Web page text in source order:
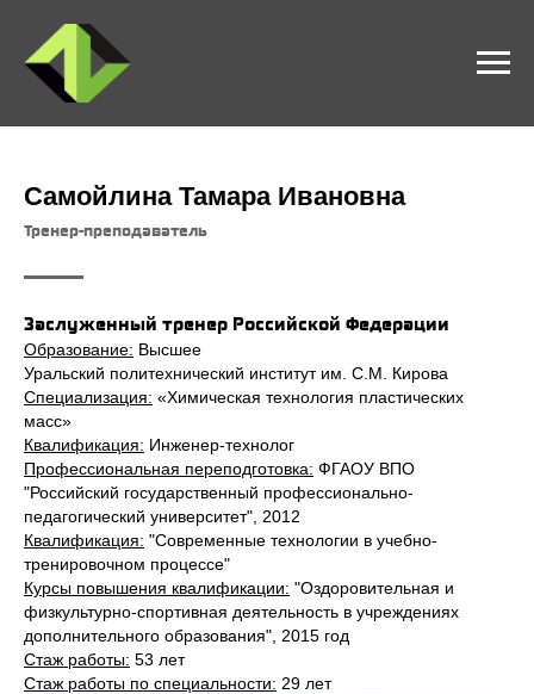
Самойлина Тамара Ивановна
Тренер-преподаватель
Заслуженный тренер Российской Федерации
Образование: Высшее
Уральский политехнический институт им. С.М. Кирова
Специализация: «Химическая технология пластических
масс»
Квалификация: Инженер-технолог
Профессиональная переподготовка: ФГАОУ ВПО
"Российский государственный профессионально-
педагогический университет", 2012
Квалификация: "Современные технологии в учебно-
тренировочном процессе"
Курсы повышения квалификации: "Оздоровительная и
физкультурно-спортивная деятельность в учреждениях
дополнительного образования", 2015 год
Стаж работы: 53 лет
Стаж работы по специальности: 29 лет